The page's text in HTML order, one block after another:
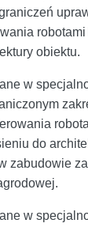
obiektu.
w
do
zabudowie
w